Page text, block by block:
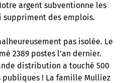
argent subventionne les
suppriment des emplois.
pas isolée. Le
2389 postes l’an dernier.
distribution a touché 500
publiques ! La famille Mulliez